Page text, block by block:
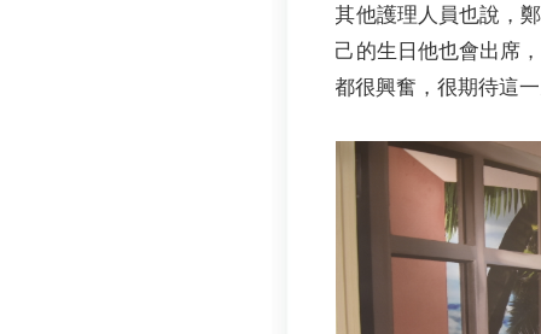
其他護理人員也說，
己的生日他也會出席
都很興奮，很期待這